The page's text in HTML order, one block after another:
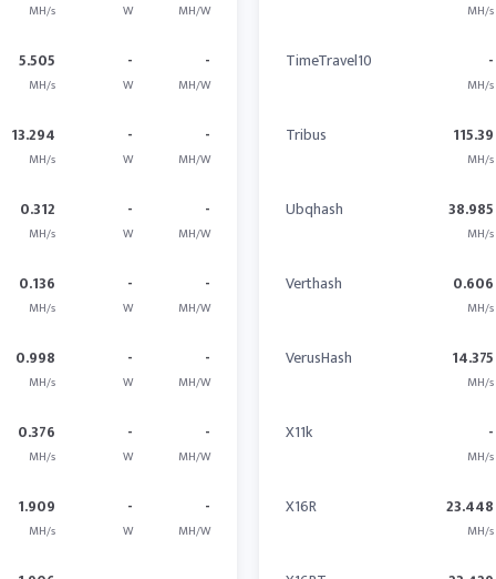
MH/s W MH/W
5.505
MH/s
-
W
-
MH/W
13.294
MH/s
-
W
-
MH/W
0.312
MH/s
-
W
-
MH/W
0.136
MH/s
-
W
-
MH/W
0.998
MH/s
-
W
-
MH/W
0.376
MH/s
-
W
-
MH/W
1.909
MH/s
-
W
-
MH/W
MH/s
TimeTravel10 -
MH/s
Tribus 115.39
MH/s
Ubqhash 38.985
MH/s
Verthash 0.606
MH/s
VerusHash 14.375
MH/s
X11k -
MH/s
X16R 23.448
MH/s